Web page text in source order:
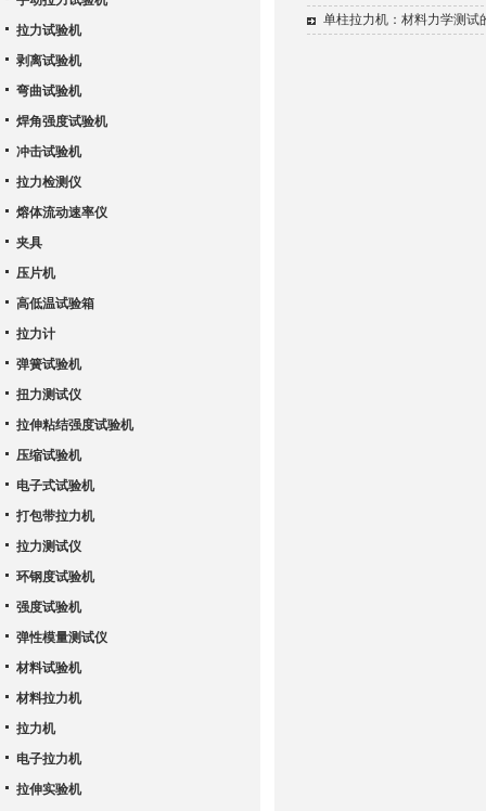
单柱拉力机：材料力学测试
拉力试验机
剥离试验机
弯曲试验机
焊角强度试验机
冲击试验机
拉力检测仪
熔体流动速率仪
夹具
压片机
高低温试验箱
拉力计
弹簧试验机
扭力测试仪
拉伸粘结强度试验机
压缩试验机
电子式试验机
打包带拉力机
拉力测试仪
环钢度试验机
强度试验机
弹性模量测试仪
材料试验机
材料拉力机
拉力机
电子拉力机
拉伸实验机